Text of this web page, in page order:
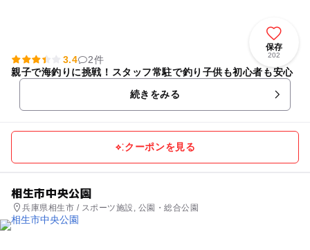
保存
202
3.4
2件
親子で海釣りに挑戦！スタッフ常駐で釣り子供も初心者も安心
続きをみる
クーポンを見る
相生市中央公園
兵庫県相生市 / スポーツ施設, 公園・総合公園